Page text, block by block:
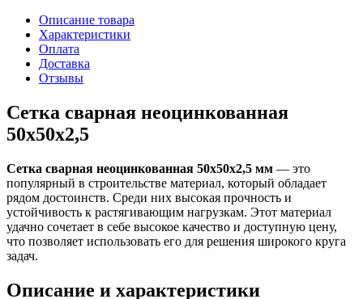
Описание товара
Характеристики
Оплата
Доставка
Отзывы
Сетка сварная неоцинкованная
50х50х2,5
Сетка сварная неоцинкованная 50х50х2,5 мм — это
популярный в строительстве материал, который обладает
рядом достоинств. Среди них высокая прочность и
устойчивость к растягивающим нагрузкам. Этот материал
удачно сочетает в себе высокое качество и доступную цену,
что позволяет использовать его для решения широкого круга
задач.
Описание и характеристики